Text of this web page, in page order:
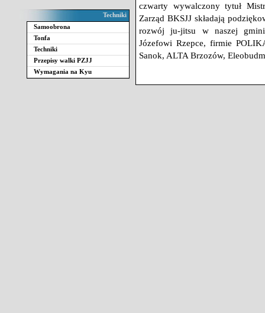
Techniki
Samoobrona
Tonfa
Techniki
Przepisy walki PZJJ
Wymagania na Kyu
czwarty wywalczony tytuł
Zarząd BKSJJ składają
rozwój ju-jitsu w naszej
Józefowi Rzepce, firmie
Sanok, ALTA Brzozów,